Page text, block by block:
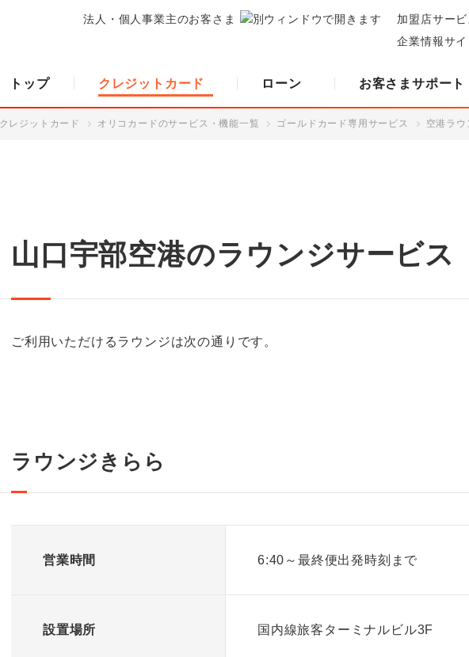
法人・個人事業主のお客さま
加盟店サービ
企業情報サイ
トップ クレジットカード ローン お客さまサポート
クレジットカード オリコカードのサービス・機能一覧 ゴールドカード専用サービス 空港ラウ
山口宇部空港のラウンジサービス
ご利用いただけるラウンジは次の通りです。
ラウンジきらら
営業時間 6:40～最終便出発時刻まで
設置場所 国内線旅客ターミナルビル3F